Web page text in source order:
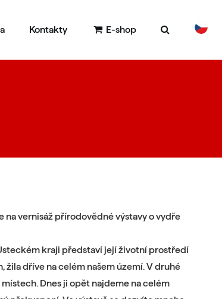
EN
Kontakty E-shop
na vernisáž přírodovědné výstavy o vydře
kraji představí její životní prostředí
žila dříve na celém našem území. V druhé
Dnes ji opět najdeme na celém